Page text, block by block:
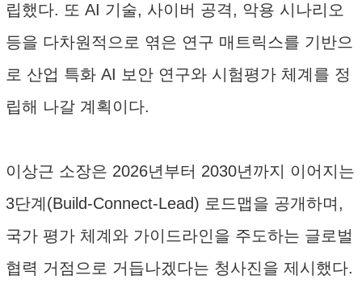
립했다. 또 AI 기술, 사이버 공격, 악용 시나리오
등을 다차원적으로 엮은 연구 매트릭스를 기반으
로 산업 특화 AI 보안 연구와 시험평가 체계를 정
립해 나갈 계획이다.
이상근 소장은 2026년부터 2030년까지 이어지는
3단계(Build-Connect-Lead) 로드맵을 공개하며,
국가 평가 체계와 가이드라인을 주도하는 글로벌
협력 거점으로 거듭나겠다는 청사진을 제시했다.